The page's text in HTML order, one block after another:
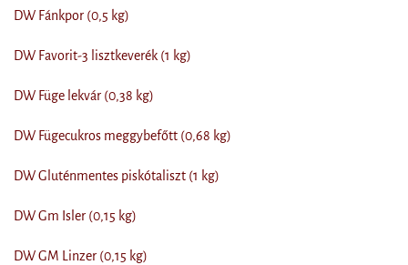
DW Fánkpor (0,5 kg)
DW Favorit-3 lisztkeverék (1 kg)
DW Füge lekvár (0,38 kg)
DW Fügecukros meggybefőtt (0,68 kg)
DW Gluténmentes piskótaliszt (1 kg)
DW Gm Isler (0,15 kg)
DW GM Linzer (0,15 kg)